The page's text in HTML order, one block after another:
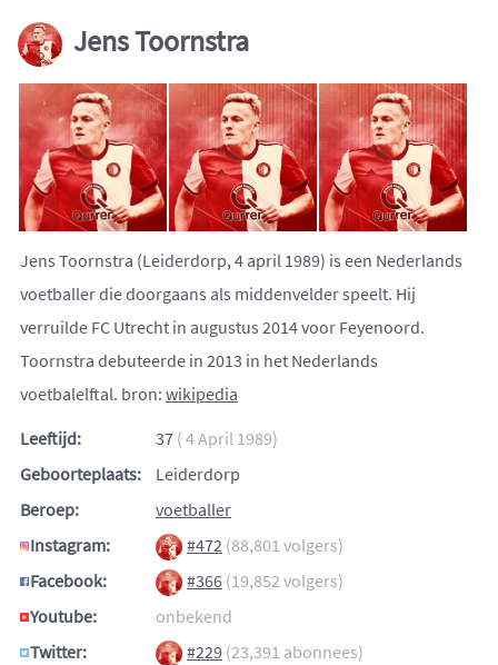
Jens Toornstra
Jens Toornstra (Leiderdorp, 4 april 1989) is een Nederlands
voetballer die doorgaans als middenvelder speelt. Hij
verruilde FC Utrecht in augustus 2014 voor Feyenoord.
Toornstra debuteerde in 2013 in het Nederlands
voetbalelftal. bron: wikipedia
Leeftijd:
37 ( 4 April 1989)
Geboorteplaats:
Leiderdorp
Beroep:
voetballer
Instagram:
#472 (88,801 volgers)
Facebook:
#366 (19,852 volgers)
Youtube:
onbekend
Twitter:
#229 (23,391 abonnees)